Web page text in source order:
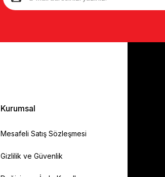
Kurumsal
Mesafeli Satış Sözleşmesi
Gizlilik ve Güvenlik